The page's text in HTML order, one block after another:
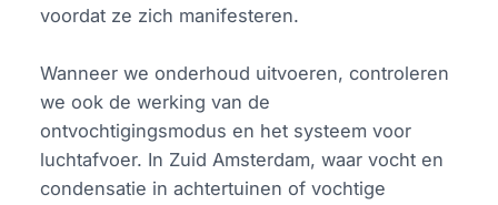
voordat ze zich manifesteren.
Wanneer we onderhoud uitvoeren, controleren
we ook de werking van de
ontvochtigingsmodus en het systeem voor
luchtafvoer. In Zuid Amsterdam, waar vocht en
condensatie in achtertuinen of vochtige